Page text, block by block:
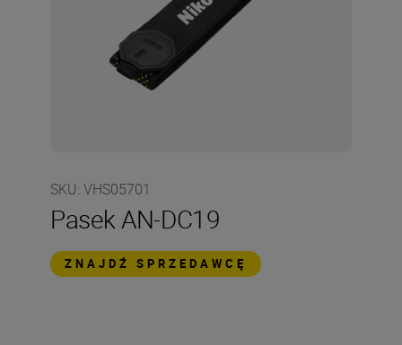
SKU: VHS05701
Pasek AN-DC19
ZNAJDŹ SPRZEDAWCĘ